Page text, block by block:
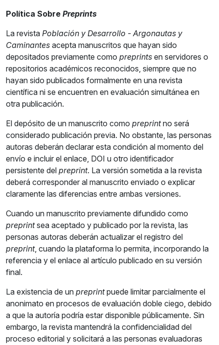
Política Sobre Preprints
La revista Población y Desarrollo - Argonautas y
Caminantes acepta manuscritos que hayan sido
depositados previamente como preprints en servidores o
repositorios académicos reconocidos, siempre que no
hayan sido publicados formalmente en una revista
científica ni se encuentren en evaluación simultánea en
otra publicación.
El depósito de un manuscrito como preprintno será
considerado publicación previa. No obstante, las personas
autoras deberán declarar esta condición al momento del
envío e incluir el enlace, DOI u otro identificador
persistente del preprint. La versión sometida a la revista
deberá corresponder al manuscrito enviado o explicar
claramente las diferencias entre ambas versiones.
Cuando un manuscrito previamente difundido como
preprintsea aceptado y publicado por la revista, las
personas autoras deberán actualizar el registro del
preprint, cuando la plataforma lo permita, incorporando la
referencia y el enlace al artículo publicado en su versión
final.
La existencia de un preprintpuede limitar parcialmente el
anonimato en procesos de evaluación doble ciego, debido
a que la autoría podría estar disponible públicamente. Sin
embargo, la revista mantendrá la confidencialidad del
proceso editorial y solicitará a las personas evaluadoras